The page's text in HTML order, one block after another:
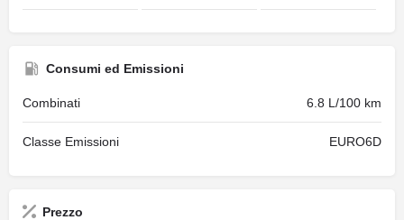
Consumi ed Emissioni
Combinati 6.8 L/100 km
Classe Emissioni EURO6D
Prezzo